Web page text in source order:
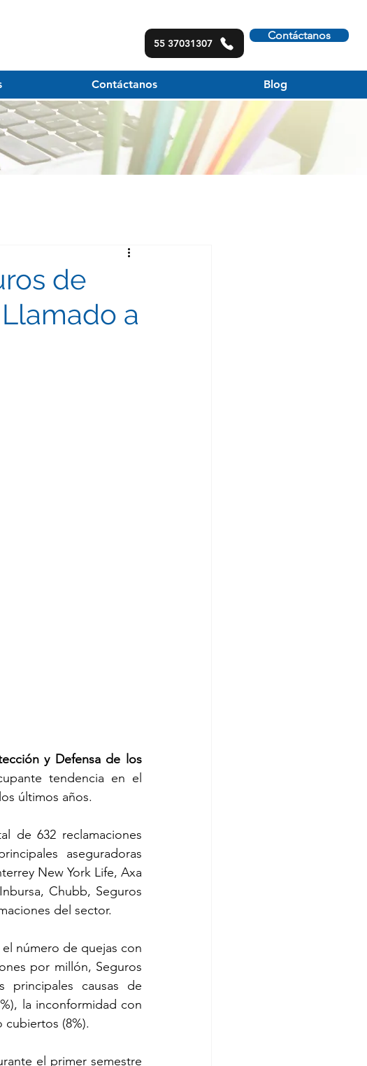
55 37031307
Contáctanos
Contáctanos Blog
de
a
y Defensa de los
tendencia en el
últimos años.
aseguradoras
New York Life, Axa
Chubb, Seguros
del sector.
por millón, Seguros
principales causas de
la inconformidad con
(8%).